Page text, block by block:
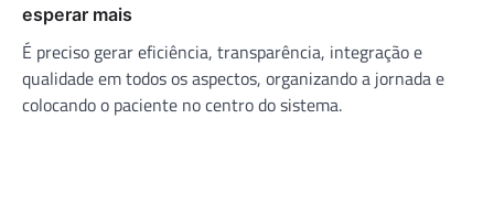
esperar mais
É preciso gerar eficiência, transparência, integração e
qualidade em todos os aspectos, organizando a jornada e
colocando o paciente no centro do sistema.